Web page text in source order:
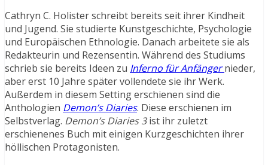
Cathryn C. Holister schreibt bereits seit ihrer Kindheit
und Jugend. Sie studierte Kunstgeschichte, Psychologie
und Europäischen Ethnologie. Danach arbeitete sie als
Redakteurin und Rezensentin. Während des Studiums
schrieb sie bereits Ideen zu Inferno für Anfänger nieder,
aber erst 10 Jahre später vollendete sie ihr Werk.
Außerdem in diesem Setting erschienen sind die
Anthologien Demon’s Diaries. Diese erschienen im
Selbstverlag. Demon’s Diaries 3ist ihr zuletzt
erschienenes Buch mit einigen Kurzgeschichten ihrer
höllischen Protagonisten.